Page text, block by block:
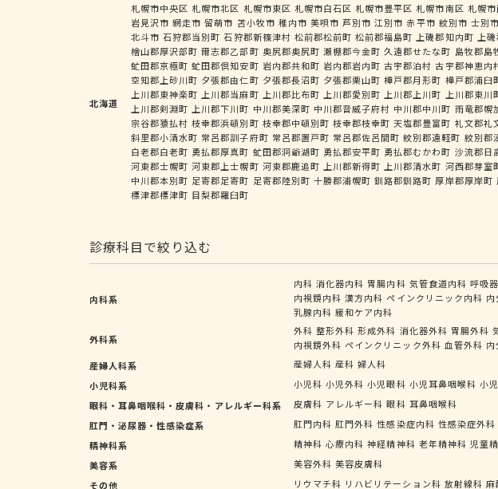
北海道
札幌市中央区 札幌市北区 札幌市東区 札幌市白石区 札幌市豊平区 札幌市南区 札幌
岩見沢市 網走市 留萌市 苫小牧市 稚内市 美唄市 芦別市 江別市 赤平市 紋別市 士別市
北斗市 石狩郡当別町 石狩郡新篠津村 松前郡松前町 松前郡福島町 上磯郡知内町 上
檜山郡厚沢部町 爾志郡乙部町 奥尻郡奥尻町 瀬棚郡今金町 久遠郡せたな町 島牧郡島
虻田郡京極町 虻田郡倶知安町 岩内郡共和町 岩内郡岩内町 古宇郡泊村 古宇郡神恵内
空知郡上砂川町 夕張郡由仁町 夕張郡長沼町 夕張郡栗山町 樺戸郡月形町 樺戸郡浦臼
上川郡東神楽町 上川郡当麻町 上川郡比布町 上川郡愛別町 上川郡上川町 上川郡東川
上川郡剣淵町 上川郡下川町 中川郡美深町 中川郡音威子府村 中川郡中川町 雨竜郡幌
宗谷郡猿払村 枝幸郡浜頓別町 枝幸郡中頓別町 枝幸郡枝幸町 天塩郡豊富町 礼文郡礼
斜里郡小清水町 常呂郡訓子府町 常呂郡置戸町 常呂郡佐呂間町 紋別郡遠軽町 紋別郡
白老郡白老町 勇払郡厚真町 虻田郡洞爺湖町 勇払郡安平町 勇払郡むかわ町 沙流郡日
河東郡士幌町 河東郡上士幌町 河東郡鹿追町 上川郡新得町 上川郡清水町 河西郡芽室
中川郡本別町 足寄郡足寄町 足寄郡陸別町 十勝郡浦幌町 釧路郡釧路町 厚岸郡厚岸町
標津郡標津町 目梨郡羅臼町
診療科目で絞り込む
内科系
内科 消化器内科 胃腸内科 気管食道内科 呼吸
内視鏡内科 漢方内科 ペインクリニック内科
乳腺内科 緩和ケア内科
外科系
外科 整形外科 形成外科 消化器外科 胃腸外科
内視鏡外科 ペインクリニック外科 血管外科
産婦人科系
産婦人科 産科 婦人科
小児科系
小児科 小児外科 小児眼科 小児耳鼻咽喉科 小
眼科・耳鼻咽喉科・皮膚科・アレルギー科系
皮膚科 アレルギー科 眼科 耳鼻咽喉科
肛門・泌尿器・性感染症系
肛門内科 肛門外科 性感染症内科 性感染症外科
精神科系
精神科 心療内科 神経精神科 老年精神科 児童
美容系
美容外科 美容皮膚科
その他
リウマチ科 リハビリテーション科 放射線科 麻